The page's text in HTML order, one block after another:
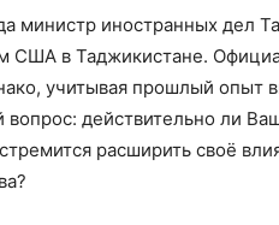
министр иностранных дел
США в Таджикистане.
учитывая прошлый опыт
вопрос: действительно ли
расширить своё